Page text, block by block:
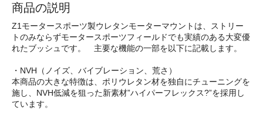
商品の説明
Z1モータースポーツ製ウレタンモーターマウントは、ストリー
トのみならずモータースポーツフィールドでも実績のある大変優
れたブッシュです。 主要な機能の一部を以下に記載します。
・NVH（ノイズ、バイブレーション、荒さ）
本商品の大きな特徴は、ポリウレタン材を独自にチューニングを
施し、NVH低減を狙った新素材”ハイパーフレックス?”を採用し
ています。